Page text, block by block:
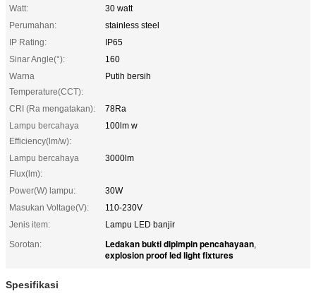
Watt:
30 watt
Perumahan:
stainless steel
IP Rating:
IP65
Sinar Angle(°):
160
Warna
Temperature(CCT):
Putih bersih
CRI (Ra mengatakan):
78Ra
Lampu bercahaya
Efficiency(lm/w):
100lm w
Lampu bercahaya
Flux(lm):
3000lm
Power(W) lampu:
30W
Masukan Voltage(V):
110-230V
Jenis item:
Lampu LED banjir
Sorotan:
Ledakan bukti dipimpin pencahayaan,
explosion proof led light fixtures
Spesifikasi